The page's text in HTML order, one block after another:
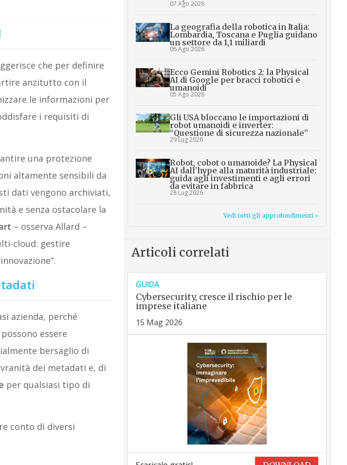
che per definire
anzitutto con il
le informazioni per
i requisiti di
una protezione
altamente sensibili da
dati vengono archiviati,
e senza ostacolare la
– osserva Allard –
cloud: gestire
azienda, perché
essere
bersaglio di
dei metadati e, di
per qualsiasi tipo di
conto di diversi
07 Ago 2026
La geografia della robotica in Italia:
Lombardia, Toscana e Puglia guidano
un settore da 1,1 miliardi
06 Ago 2026
Ecco Gemini Robotics 2: la Physical
AI di Google per bracci robotici e
umanoidi
05 Ago 2026
Gli USA bloccano le importazioni di
robot umanoidi e inverter:
“Questione di sicurezza nazionale”
29 Lug 2026
Robot, cobot o umanoide? La Physical
AI dall’hype alla maturità industriale:
guida agli investimenti e agli errori
da evitare in fabbrica
28 Lug 2026
Vedi tutti gli approfondimenti >
Articoli correlati
GUIDA
Cybersecurity, cresce il rischio per le
imprese italiane
15 Mag 2026